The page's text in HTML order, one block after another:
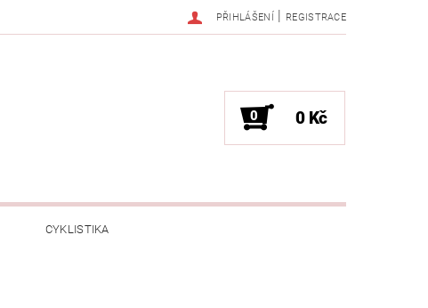
PŘIHLÁŠENÍ | REGISTRACE
0 0 Kč
CYKLISTIKA